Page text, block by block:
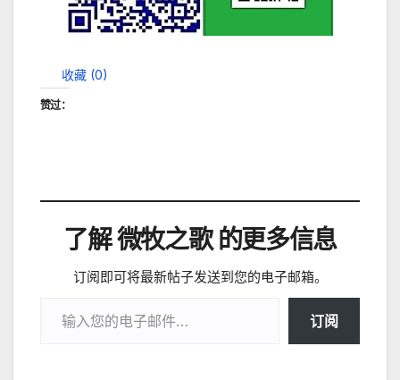
收藏 (0)
赞过：
了解 微牧之歌 的更多信息
订阅即可将最新帖子发送到您的电子邮箱。
订阅